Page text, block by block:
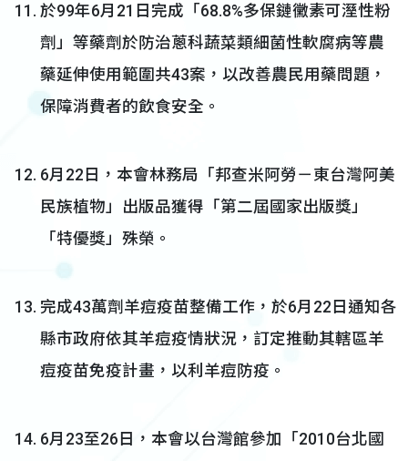
於99年6月21日完成「68.8%多保鏈黴素可溼性粉
劑」等藥劑於防治蔥科蔬菜類細菌性軟腐病等農
藥延伸使用範圍共43案，以改善農民用藥問題，
保障消費者的飲食安全。
6月22日，本會林務局「邦查米阿勞－東台灣阿美
民族植物」出版品獲得「第二屆國家出版獎」
「特優獎」殊榮。
完成43萬劑羊痘疫苗整備工作，於6月22日通知各
縣市政府依其羊痘疫情狀況，訂定推動其轄區羊
痘疫苗免疫計畫，以利羊痘防疫。
6月23至26日，本會以台灣館參加「2010台北國